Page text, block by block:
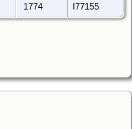
1774 I77155